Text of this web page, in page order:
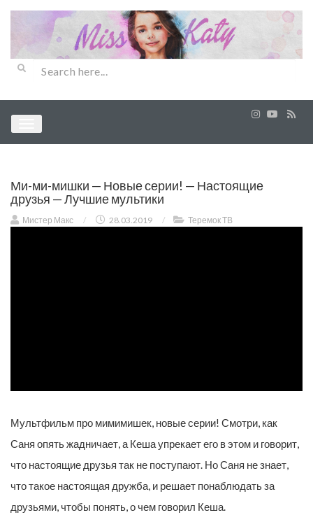
Ми-ми-мишки — Новые серии! — Настоящие
друзья — Лучшие мультики
Мистер Макс / 28.03.2019 / Теремок ТВ
Мультфильм про мимимишек, новые серии! Смотри, как
Саня опять жадничает, а Кеша упрекает его в этом и говорит,
что настоящие друзья так не поступают. Но Саня не знает,
что такое настоящая дружба, и решает понаблюдать за
друзьями, чтобы понять, о чем говорил Кеша.